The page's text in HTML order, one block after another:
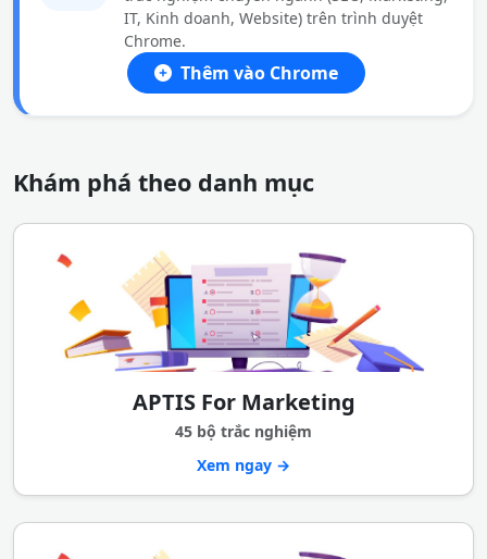
IT, Kinh doanh, Website) trên trình duyệt
Chrome.
Thêm vào Chrome
Khám phá theo danh mục
APTIS For Marketing
45 bộ trắc nghiệm
Xem ngay →